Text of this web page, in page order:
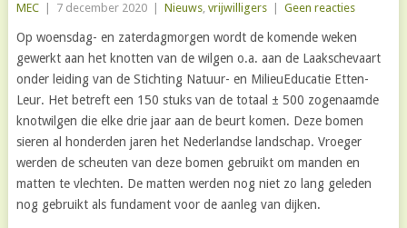
MEC 7 december 2020 Nieuws, vrijwilligers Geen reacties
Op woensdag- en zaterdagmorgen wordt de komende weken
gewerkt aan het knotten van de wilgen o.a. aan de Laakschevaart
onder leiding van de Stichting Natuur- en MilieuEducatie Etten-
Leur. Het betreft een 150 stuks van de totaal ± 500 zogenaamde
knotwilgen die elke drie jaar aan de beurt komen. Deze bomen
sieren al honderden jaren het Nederlandse landschap. Vroeger
werden de scheuten van deze bomen gebruikt om manden en
matten te vlechten. De matten werden nog niet zo lang geleden
nog gebruikt als fundament voor de aanleg van dijken.